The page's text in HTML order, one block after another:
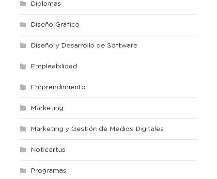
Diplomas
Diseño Gráfico
Diseño y Desarrollo de Software
Empleabilidad
Emprendimiento
Marketing
Marketing y Gestión de Medios Digitales
Noticertus
Programas